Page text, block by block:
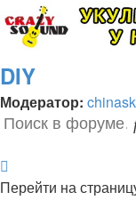
DIY
Модератор:
1
Перейти на